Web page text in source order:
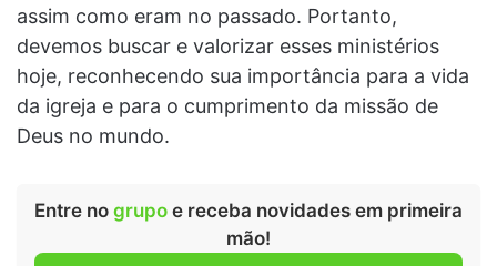
assim como eram no passado. Portanto,
devemos buscar e valorizar esses ministérios
hoje, reconhecendo sua importância para a vida
da igreja e para o cumprimento da missão de
Deus no mundo.
Entre no grupo e receba novidades em primeira
mão!